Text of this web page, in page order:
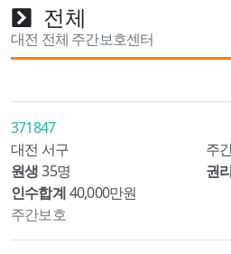
전체
대전 전체 주간보호센터
371847
대전 서구
주
원생 35명 권리
인수합계40,000만원
주간보호